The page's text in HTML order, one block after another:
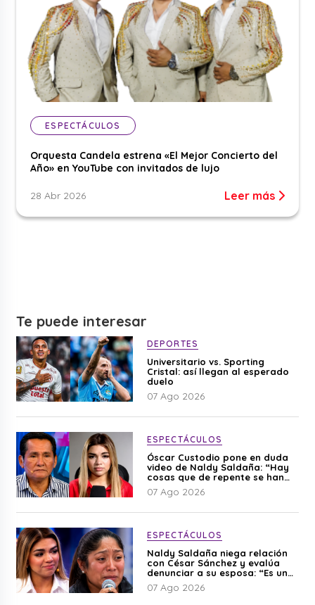
ESPECTÁCULOS
Orquesta Candela estrena «El Mejor Concierto del
Año» en YouTube con invitados de lujo
28 Abr 2026 Leer más
Te puede interesar
DEPORTES
Universitario vs. Sporting
Cristal: así llegan al esperado
duelo
07 Ago 2026
ESPECTÁCULOS
Óscar Custodio pone en duda
video de Naldy Saldaña: “Hay
cosas que de repente se han
editado”
07 Ago 2026
ESPECTÁCULOS
Naldy Saldaña niega relación
con César Sánchez y evalúa
denunciar a su esposa: “Es una
difamación”
07 Ago 2026